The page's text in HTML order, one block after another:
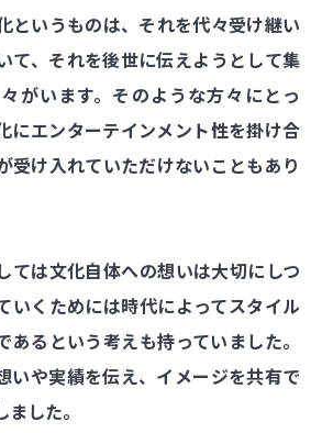
というものは、それを代々受け継い
て、それを後世に伝えようとして集
がいます。そのような方々にとっ
にエンターテインメント性を掛け合
受け入れていただけないこともあり
ては文化自体への想いは大切にしつ
いくためには時代によってスタイル
あるという考えも持っていました。
いや実績を伝え、イメージを共有で
した。